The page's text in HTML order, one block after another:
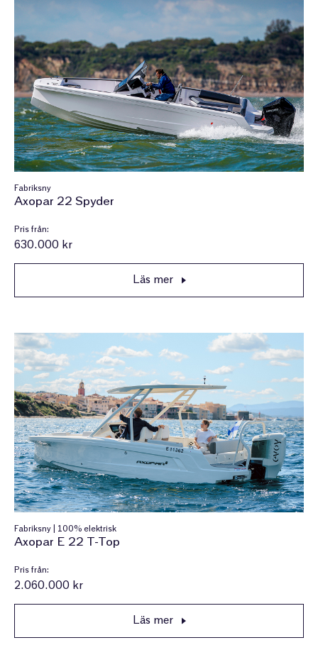
Fabriksny
Axopar 22 Spyder
Pris från:
630.000 kr
Läs mer
Fabriksny | 100% elektrisk
Axopar E 22 T-Top
Pris från:
2.060.000 kr
Läs mer